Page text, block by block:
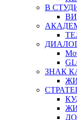
В
ЗНАК